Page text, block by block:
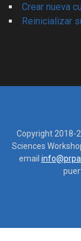
Crear nueva
Reinicializar
Copyright 2018-
Sciences
email